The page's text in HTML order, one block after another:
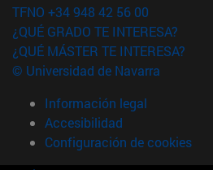
TFNO +34 948 42 56 00
¿QUÉ GRADO TE INTERESA?
¿QUÉ MÁSTER TE INTERESA?
© Universidad de Navarra
Información legal
Accesibilidad
Configuración de cookies